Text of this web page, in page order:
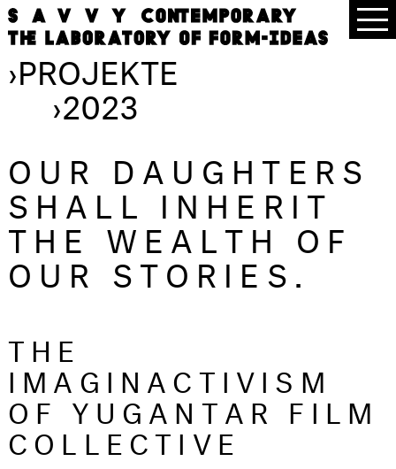
›PROJEKTE
›2023
OUR DAUGHTERS
SHALL INHERIT
THE WEALTH OF
OUR STORIES.
THE
IMAGINACTIVISM
OF YUGANTAR FILM
COLLECTIVE